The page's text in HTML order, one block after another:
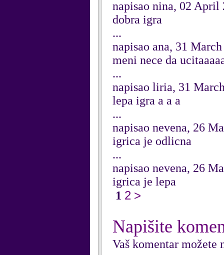
napisao nina, 02 April
dobra igra
...
napisao ana, 31
meni nece da
...
napisao liria, 31
lepa igra a a a
...
napisao nevena, 26
igrica je odlicna
...
napisao nevena, 26
igrica je lepa
1 2 >
Napišite
Vaš komentar možete